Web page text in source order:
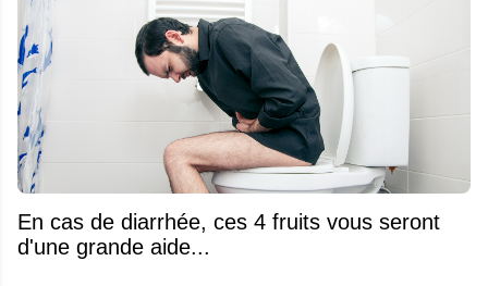
En cas de diarrhée, ces 4 fruits vous seront
d'une grande aide...